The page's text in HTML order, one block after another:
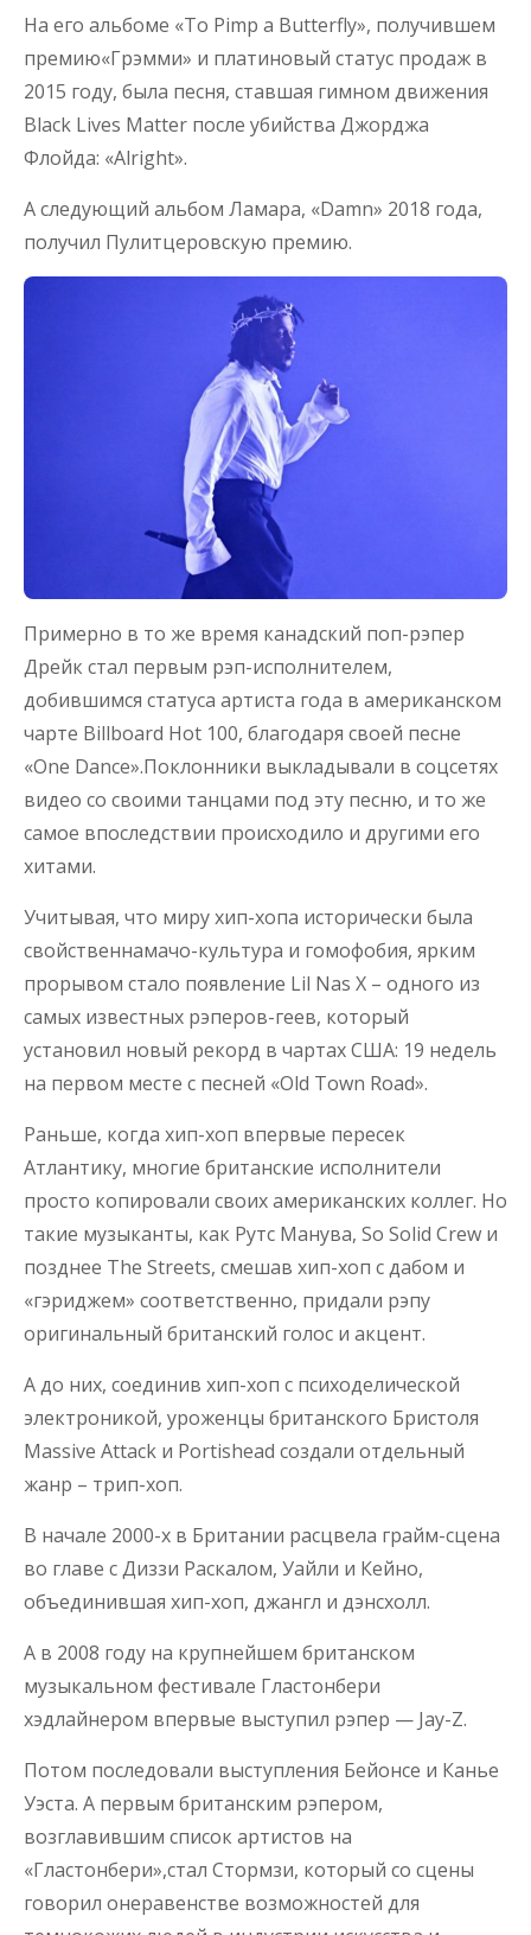
На его альбоме «To Pimp a Butterfly», получившем
премию«Грэмми» и платиновый статус продаж в
2015 году, была песня, ставшая гимном движения
Black Lives Matter после убийства Джорджа
Флойда: «Alright».
А следующий альбом Ламара, «Damn» 2018 года,
получил Пулитцеровскую премию.
Примерно в то же время канадский поп-рэпер
Дрейк стал первым рэп-исполнителем,
добившимся статуса артиста года в американском
чарте Billboard Hot 100, благодаря своей песне
«One Dance».Поклонники выкладывали в соцсетях
видео со своими танцами под эту песню, и то же
самое впоследствии происходило и другими его
хитами.
Учитывая, что миру хип-хопа исторически была
свойственнамачо-культура и гомофобия, ярким
прорывом стало появление Lil Nas X – одного из
самых известных рэперов-геев, который
установил новый рекорд в чартах США: 19 недель
на первом месте с песней «Old Town Road».
Раньше, когда хип-хоп впервые пересек
Атлантику, многие британские исполнители
просто копировали своих американских коллег. Но
такие музыканты, как Рутс Манува, So Solid Crew и
позднее The Streets, смешав хип-хоп с дабом и
«гэриджем» соответственно, придали рэпу
оригинальный британский голос и акцент.
А до них, соединив хип-хоп с психоделической
электроникой, уроженцы британского Бристоля
Massive Attack и Portishead создали отдельный
жанр – трип-хоп.
В начале 2000-х в Британии расцвела грайм-сцена
во главе с Диззи Раскалом, Уайли и Кейно,
объединившая хип-хоп, джангл и дэнсхолл.
А в 2008 году на крупнейшем британском
музыкальном фестивале Гластонбери
хэдлайнером впервые выступил рэпер — Jay-Z.
Потом последовали выступления Бейонсе и Канье
Уэста. А первым британским рэпером,
возглавившим список артистов на
«Гластонбери»,стал Стормзи, который со сцены
говорил онеравенстве возможностей для